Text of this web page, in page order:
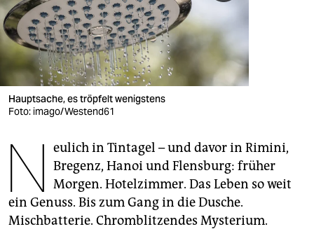
verlag
verlag
veranstaltungen
shop
unterstützen
genossenschaft
Hauptsache, es tröpfelt wenigstens
Foto: imago/Westend61
N eulich in Tintagel – und davor in Rimini,
Bregenz, Hanoi und Flensburg: früher
Morgen. Hotelzimmer. Das Leben so weit
ein Genuss. Bis zum Gang in die Dusche.
Mischbatterie. Chromblitzendes Mysterium.